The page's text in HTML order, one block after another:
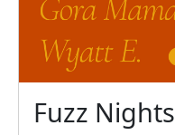
Fuzz Nights